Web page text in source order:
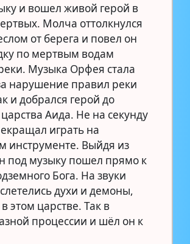
и вошел живой герой в
Молча оттолкнулся
от берега и повел он
по мертвым водам
Музыка Орфея стала
нарушение правил реки
и добрался герой до
Аида. Не на секунду
играть на
инструменте. Выйдя из
под музыку пошел прямо к
Бога. На звуки
духи и демоны,
этом царстве. Так в
процессии и шёл он к